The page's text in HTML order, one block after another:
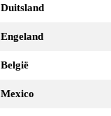
Duitsland
Engeland
België
Mexico